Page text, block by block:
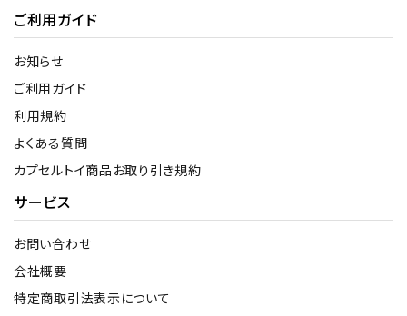
ご利用ガイド
お知らせ
ご利用ガイド
利用規約
よくある質問
カプセルトイ商品お取り引き規約
サービス
お問い合わせ
会社概要
特定商取引法表示について